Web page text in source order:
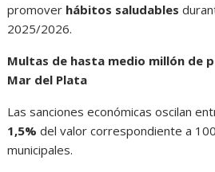
promover hábitos saludables
2025/2026.
Multas de hasta medio millón de
Mar del Plata
Las sanciones económicas oscilan
1,5% del valor correspondiente a
municipales.